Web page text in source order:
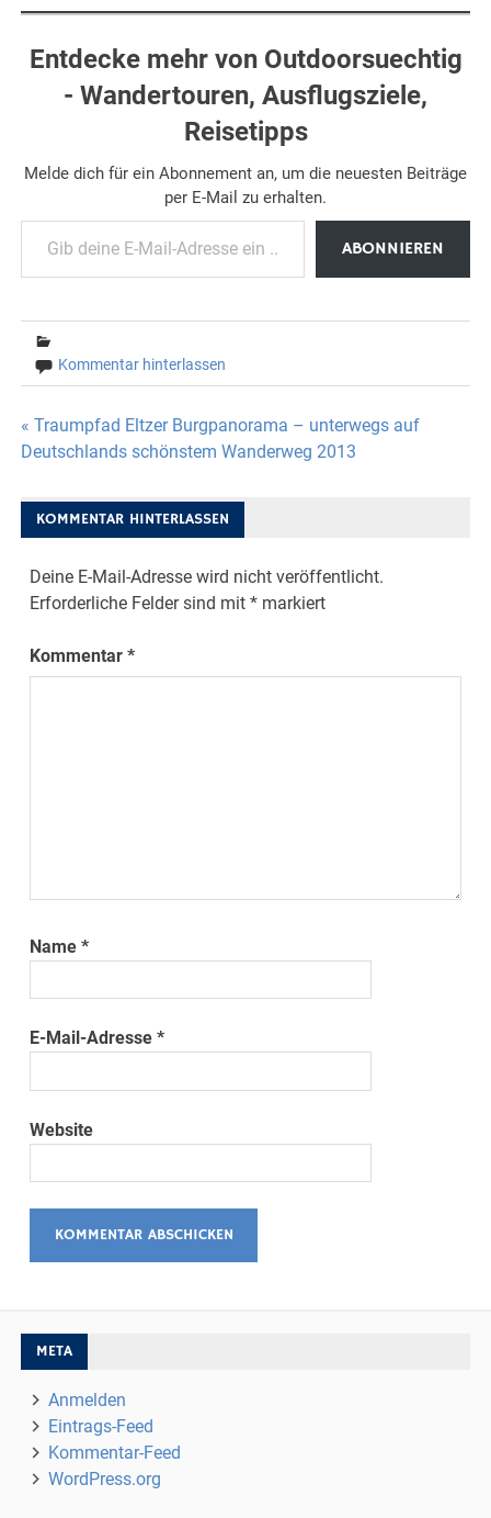
Entdecke mehr von Outdoorsuechtig
- Wandertouren, Ausflugsziele,
Reisetipps
Melde dich für ein Abonnement an, um die neuesten Beiträge
per E-Mail zu erhalten.
Gib deine E-Mail-Adresse ein ...
ABONNIEREN
Kommentar hinterlassen
Beitragsnavigation
« Traumpfad Eltzer Burgpanorama – unterwegs auf
Deutschlands schönstem Wanderweg 2013
KOMMENTAR HINTERLASSEN
Deine E-Mail-Adresse wird nicht veröffentlicht.
Erforderliche Felder sind mit* markiert
Kommentar*
Name*
E-Mail-Adresse*
Website
META
Anmelden
Eintrags-Feed
Kommentar-Feed
WordPress.org